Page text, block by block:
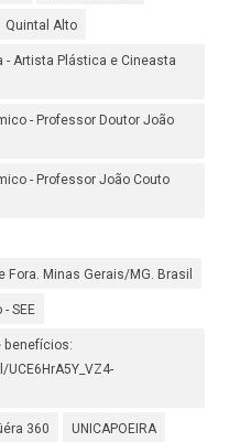
Quintal Alto
- Artista Plástica e Cineasta
- Professor Doutor João
- Professor João Couto
Fora. Minas Gerais/MG. Brasil
SEE
benefícios:
360 UNICAPOEIRA